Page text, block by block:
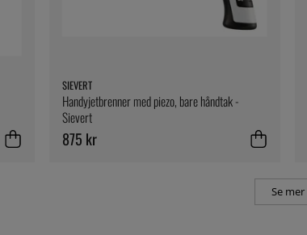
SIEVERT
Handyjetbrenner med piezo, bare håndtak -
Sievert
875 kr
Se mer